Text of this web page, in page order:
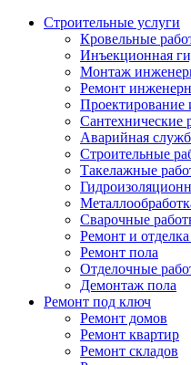
Строительные услуги
Кровельные
Инъекционная
Монтаж
Ремонт
Проектирование
Сантехнические
Аварийная
Строительные
Такелажные
Сварочные
Ремонт и отделка
Ремонт пола
Отделочные
Демонтаж пола
Ремонт под ключ
Ремонт домов
Ремонт квартир
Ремонт складов